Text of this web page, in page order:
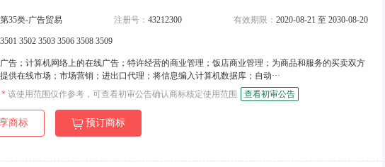
第35类-广告贸易 注册号： 43212300 有效期限： 2020-08-21 至 2030-08-20
3501 3502 3503 3506 3508 3509
广告；计算机网络上的在线广告；特许经营的商业管理；饭店商业管理；为商品和服务的买卖双方
提供在线市场；市场营销；进出口代理；将信息编入计算机数据库；自动···
* 该使用范围仅作参考，可查看初审公告确认商标核定使用范围 查看初审公告
商标 预订商标